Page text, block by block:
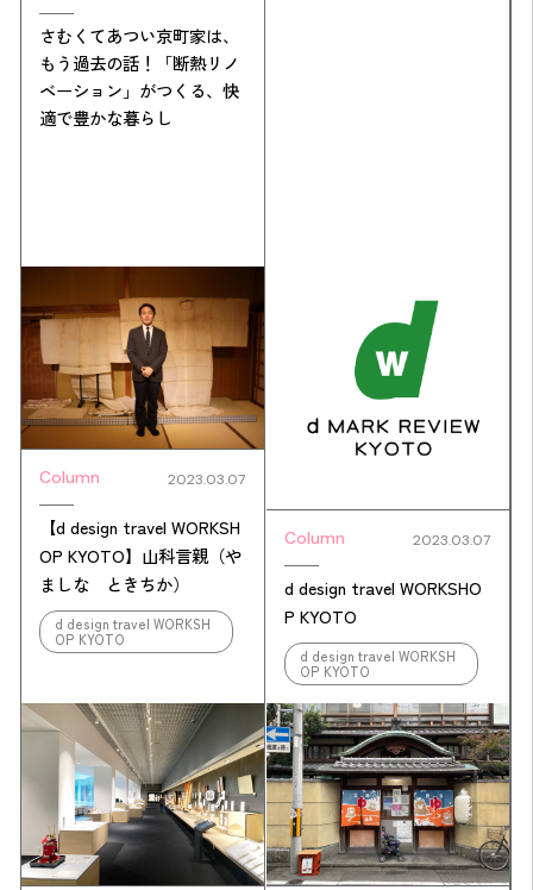
さむくてあつい京町家は、
もう過去の話！「断熱リノ
ベーション」がつくる、快
適で豊かな暮らし
Column 2023.03.07
【d design travel WORKSH
OP KYOTO】山科言親（や
ましな ときちか）
d design travel WORKSH
OP KYOTO
Column 2023.03.07
d design travel WORKSHO
P KYOTO
d design travel WORKSH
OP KYOTO